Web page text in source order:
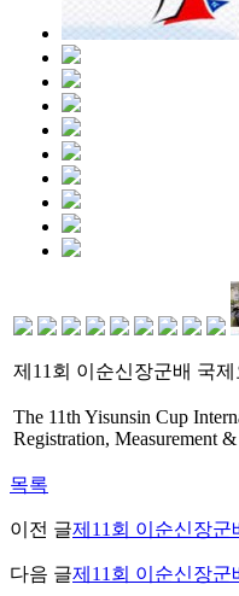
제11회 이순신장군배 국
The 11th Yisunsin Cup
Registration, Measurement
목록
이전 글제11회 이순신장
다음 글제11회 이순신장